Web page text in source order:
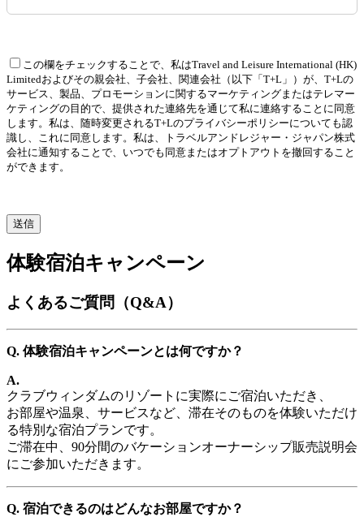
この欄をチェックすることで、私はTravel and Leisure International (HK)
Limitedおよびその親会社、子会社、関連会社（以下「T+L」）が、T+Lの
サービス、製品、プロモーションに関するマーケティングまたはテレマー
ケティングの目的で、提供された連絡先を通じて私に連絡することに同意
します。私は、随時変更されるT+Lのプライバシーポリシーについても認
識し、これに同意します。私は、トラベルアンドレジャー・ジャパン株式
会社に通知することで、いつでも同意またはオプトアウトを撤回すること
ができます。
体験宿泊キャンペーン
よくあるご質問（Q&A）
Q. 体験宿泊キャンペーンとは何ですか？
A.
クラブウィンダムのリゾートに実際にご宿泊いただき、
お部屋や温泉、サービスなど、滞在そのものを体験いただけ
る特別な宿泊プランです。
ご滞在中、90分間のバケーションオーナーシップ販売説明会
にご参加いただきます。
Q. 宿泊できるのはどんなお部屋ですか？